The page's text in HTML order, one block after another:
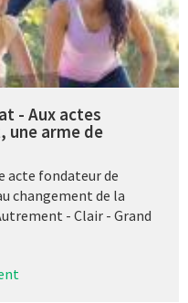
- Aux actes
une arme de
acte fondateur de
changement de la
- Clair - Grand